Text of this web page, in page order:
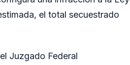
el total secuestrado
Juzgado Federal